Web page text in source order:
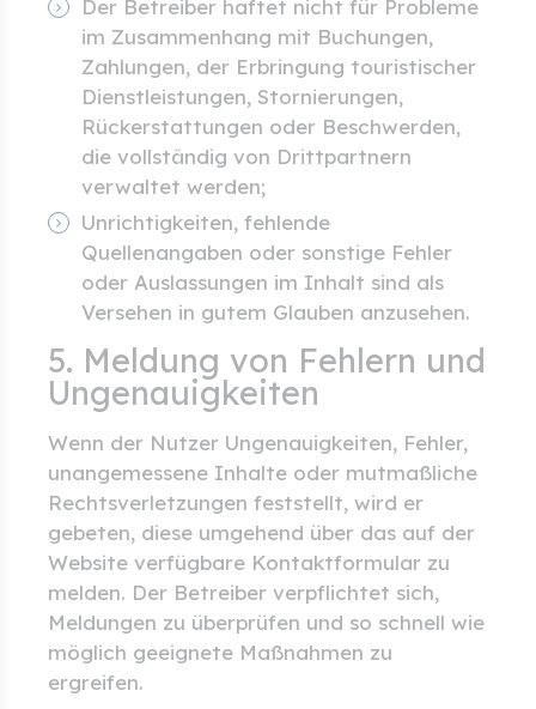
Der Betreiber haftet nicht für Probleme
im Zusammenhang mit Buchungen,
Zahlungen, der Erbringung touristischer
Dienstleistungen, Stornierungen,
Rückerstattungen oder Beschwerden,
die vollständig von Drittpartnern
verwaltet werden;
Unrichtigkeiten, fehlende
Quellenangaben oder sonstige Fehler
oder Auslassungen im Inhalt sind als
Versehen in gutem Glauben anzusehen.
5. Meldung von Fehlern und
Ungenauigkeiten
Wenn der Nutzer Ungenauigkeiten, Fehler,
unangemessene Inhalte oder mutmaßliche
Rechtsverletzungen feststellt, wird er
gebeten, diese umgehend über das auf der
Website verfügbare Kontaktformular zu
melden. Der Betreiber verpflichtet sich,
Meldungen zu überprüfen und so schnell wie
möglich geeignete Maßnahmen zu
ergreifen.